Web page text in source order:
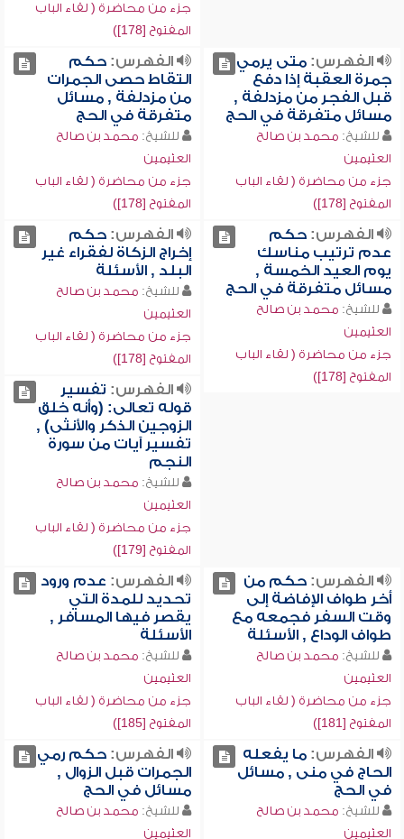
جزء من محاضرة ( لقاء الباب
المفتوح [178])
الفهرس:متى يرمي
جمرة العقبة إذا دفع
قبل الفجر من مزدلفة ,
مسائل متفرقة في الحج
للشيخ: محمد بن صالح
العثيمين
جزء من محاضرة ( لقاء الباب
المفتوح [178])
الفهرس:حكم
التقاط حصى الجمرات
من مزدلفة , مسائل
متفرقة في الحج
للشيخ: محمد بن صالح
العثيمين
جزء من محاضرة ( لقاء الباب
المفتوح [178])
الفهرس:حكم
عدم ترتيب مناسك
يوم العيد الخمسة ,
مسائل متفرقة في الحج
للشيخ: محمد بن صالح
العثيمين
جزء من محاضرة ( لقاء الباب
المفتوح [178])
الفهرس:حكم
إخراج الزكاة لفقراء غير
البلد , الأسئلة
للشيخ: محمد بن صالح
العثيمين
جزء من محاضرة ( لقاء الباب
المفتوح [178])
الفهرس: تفسير
قوله تعالى: (وأنه خلق
الزوجين الذكر والأنثى) ,
تفسير آيات من سورة
النجم
للشيخ: محمد بن صالح
العثيمين
جزء من محاضرة ( لقاء الباب
المفتوح [179])
الفهرس:حكم من
أخر طواف الإفاضة إلى
وقت السفر فجمعه مع
طواف الوداع , الأسئلة
للشيخ: محمد بن صالح
العثيمين
جزء من محاضرة ( لقاء الباب
المفتوح [181])
الفهرس: عدم ورود
تحديد للمدة التي
يقصر فيها المسافر ,
الأسئلة
للشيخ: محمد بن صالح
العثيمين
جزء من محاضرة ( لقاء الباب
المفتوح [185])
الفهرس:ما يفعله
الحاج في منى , مسائل
في الحج
للشيخ: محمد بن صالح
العثيمين
الفهرس:حكم رمي
الجمرات قبل الزوال ,
مسائل في الحج
للشيخ: محمد بن صالح
العثيمين